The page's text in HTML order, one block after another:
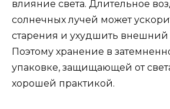
влияние света. Длительное
солнечных лучей может
старения и ухудшить
Поэтому хранение в
упаковке, защищающей от
хорошей практикой.